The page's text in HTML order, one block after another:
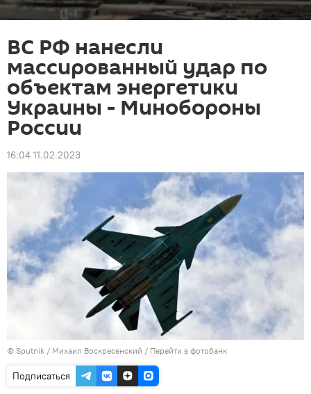
ВС РФ нанесли
массированный удар по
объектам энергетики
Украины - Минобороны
России
16:04 11.02.2023
© Sputnik / Михаил Воскресенский / Перейти в фотобанк
Подписаться